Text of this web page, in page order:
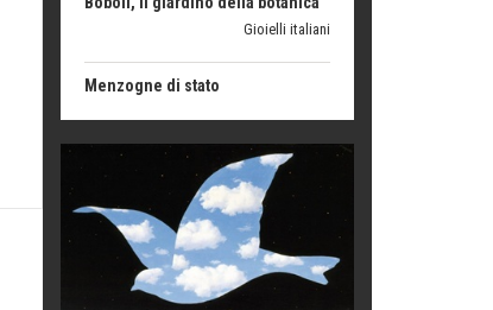
Le dichiarazioni di Maurizio Federico
Chi è, e come difendersi dallo
scammer
di Mirta B. Bono
Mio nonno, salvato dai russi
Storie...di storia
Macchine di guerra